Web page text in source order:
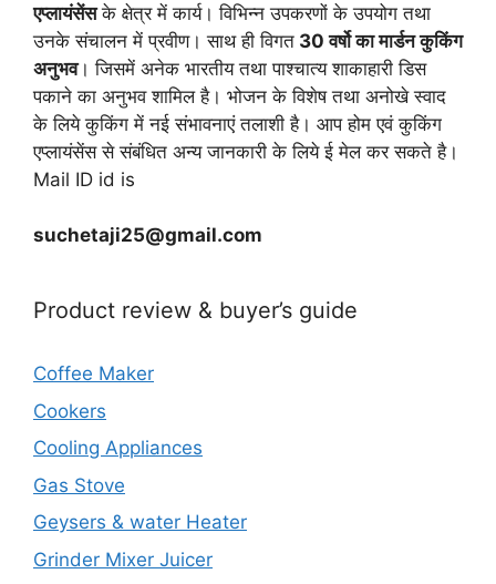
एप्लायंसेंसके क्षेत्र में कार्य। विभिन्न उपकरणों के उपयोग तथा
उनके संचालन में प्रवीण। साथ ही विगत 30 वर्षो का मार्डन कुकिंग
अनुभव। जिसमें अनेक भारतीय तथा पाश्चात्य शाकाहारी डिस
पकाने का अनुभव शामिल है। भोजन के विशेष तथा अनोखे स्वाद
के लिये कुकिंग में नई संभावनाएं तलाशी है। आप होम एवं कुकिंग
एप्लायंसेंस से संबंधित अन्य जानकारी के लिये ई मेल कर सकते है।
Mail ID id is
suchetaji25@gmail.com
Product review & buyer’s guide
Coffee Maker
Cookers
Cooling Appliances
Gas Stove
Geysers & water Heater
Grinder Mixer Juicer